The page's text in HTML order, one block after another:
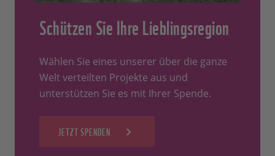
Schützen Sie Ihre Lieblingsregion
Wählen Sie eines unserer über die ganze
Welt verteilten Projekte aus und
unterstützen Sie es mit Ihrer Spende.
JETZT SPENDEN